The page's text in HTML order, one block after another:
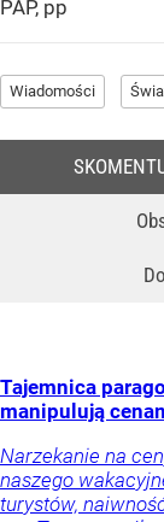
PAP, pp
Wiadomości
Tajemnica
manipulują
Narzekanie na
naszego
turystów,